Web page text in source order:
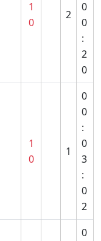
1
0
2
0
0
:
2
0
1
0
1
0
0
:
0
3
:
0
2
0